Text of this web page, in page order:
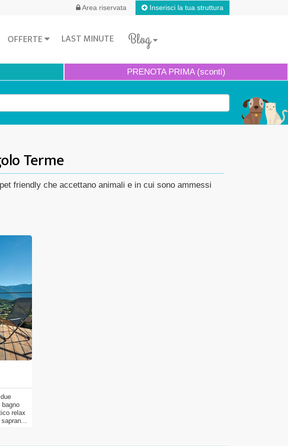
Area riservata Inserisci la tua struttura
OFFERTE LAST MINUTE Blog
PRENOTAPRIMA (sconti)
Terme
friendly che accettano animali e in cui sono ammessi
relax